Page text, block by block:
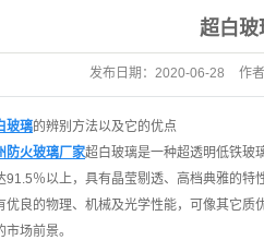
超白
发布日期： 2020-06-28 作者
玻璃的辨别方法以及它的优点
防火玻璃厂家超白玻璃是一种超透明低铁玻
91.5％以上，具有晶莹剔透、高档典雅的特
优良的物理、机械及光学性能，可像其它
场前景。